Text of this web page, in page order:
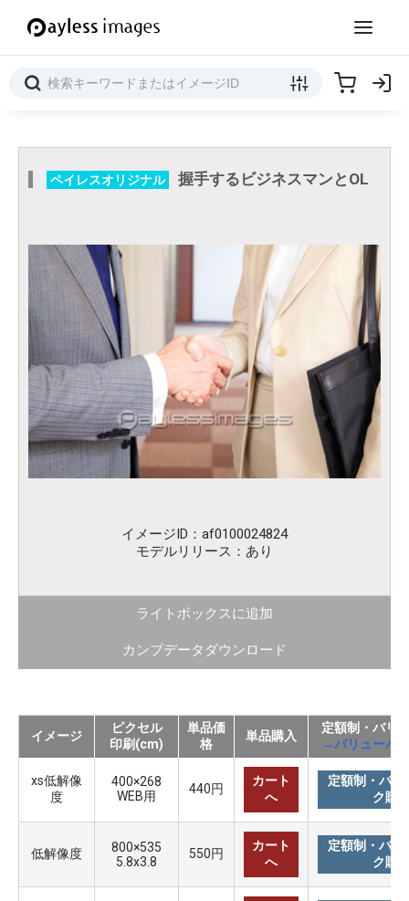
ペイレスオリジナル 握手するビジネスマンとOL
イメージID：af0100024824
モデルリリース：あり
ライトボックスに追加
カンプデータダウンロード
イメージ
ピクセル
印刷(cm)
単品価
格
単品購入
定額制・バリ
→バリューパ
xs低解像
度
400×268
WEB用
440円
カート
へ
定額制・バリ
ク購
低解像度
800×535
5.8x3.8
550円
カート
へ
定額制・バリ
ク購